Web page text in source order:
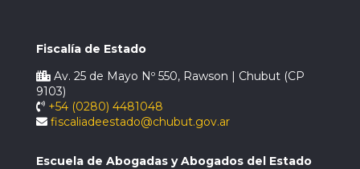
Fiscalía de Estado
Av. 25 de Mayo Nº 550, Rawson | Chubut (CP
9103)
+54 (0280) 4481048
fiscaliadeestado@chubut.gov.ar
Escuela de Abogadas y Abogados del Estado